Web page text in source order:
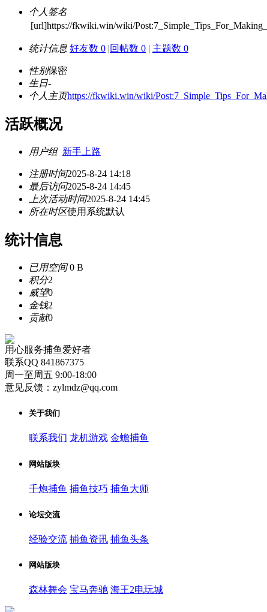
个人签名
[url]https://fkwiki.win/wiki/
统计信息 好友数 0 |回帖数 0 | 主题数 0
性别保密
生日-
个人主页https://fkwiki.win/wiki/
活跃概况
用户组 新手上路
注册时间2025-8-24 14:18
最后访问2025-8-24 14:45
上次活动时间2025-8-24 14:45
所在时区使用系统默认
统计信息
已用空间0 B
积分2
威望0
金钱2
贡献0
用心服务捕鱼爱好者
联系QQ 841867375
周一至周五 9:00-18:00
意见反馈：zylmdz@qq.com
关于我们
联系我们 龙机游戏 金蟾捕鱼
网站版块
千炮捕鱼 捕鱼技巧 捕鱼大师
论坛交流
经验交流 捕鱼资讯 捕鱼头条
网站版块
森林舞会 宝马奔驰 海王2电玩城